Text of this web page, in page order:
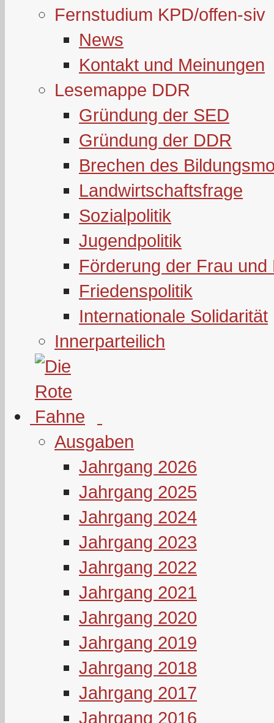
Fernstudium KPD/offen-siv
News
Kontakt und Meinungen
Lesemappe DDR
Gründung der SED
Gründung der DDR
Brechen des
Landwirtschaftsfrage
Sozialpolitik
Jugendpolitik
Förderung der Frau und
Friedenspolitik
Internationale Solidarität
Innerparteilich
Ausgaben
Jahrgang 2026
Jahrgang 2025
Jahrgang 2024
Jahrgang 2023
Jahrgang 2022
Jahrgang 2021
Jahrgang 2020
Jahrgang 2019
Jahrgang 2018
Jahrgang 2017
Jahrgang 2016